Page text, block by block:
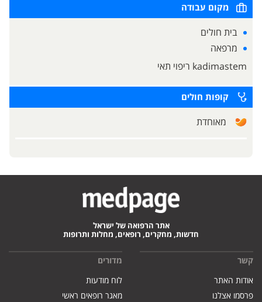
מקום עבודה
בית חולים
מרפאה
kadimastem ריפוי תאי
קופות חולים
מאוחדת
אתר הרפואה של ישראל
חדשות, מחקרים, רופאים, מחלות ותרופות
קשר
אודות האתר
פרסמו אצלנו
מדורים
לוח מודעות
מאגר רופאים ראשי